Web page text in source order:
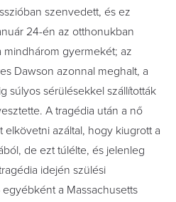
szenvedett, és ez
24-én az otthonukban
mindhárom gyermekét; az
Dawson azonnal meghalt, a
súlyos sérülésekkel szállították
A tragédia után a nő
azáltal, hogy kiugrott a
de ezt túlélte, és jelenleg
idején szülési
a Massachusetts